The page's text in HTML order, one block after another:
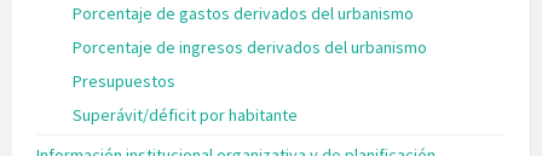
Porcentaje de gastos derivados del urbanismo
Porcentaje de ingresos derivados del urbanismo
Presupuestos
Superávit/déficit por habitante